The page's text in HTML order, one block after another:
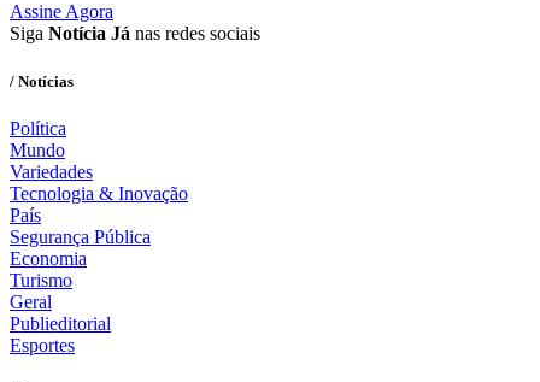
Assine Agora
Siga Notícia Já nas redes sociais
/ Notícias
Política
Mundo
Variedades
Tecnologia & Inovação
País
Segurança Pública
Economia
Turismo
Geral
Publieditorial
Esportes